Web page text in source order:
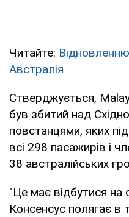
Читайте:
Австралія
Стверджується,
був збитий над
повстанцями, яких
всі 298 пасажирів і
38 австралійських
"Це має відбутися на
Консенсус полягає в